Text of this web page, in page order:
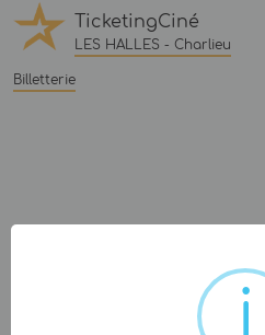
TicketingCiné
LES HALLES - Charlieu
Billetterie